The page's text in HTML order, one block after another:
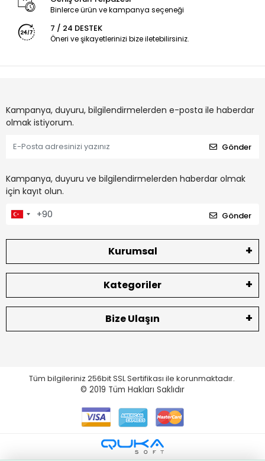
Binlerce ürün ve kampanya seçeneği
7 / 24 DESTEK
Öneri ve şikayetlerinizi bize iletebilirsiniz.
Kampanya, duyuru, bilgilendirmelerden e-posta ile haberdar
olmak istiyorum.
Gönder
Kampanya, duyuru ve bilgilendirmelerden haberdar olmak
için kayıt olun.
Gönder
Kurumsal
Kategoriler
Bize Ulaşın
Tüm bilgileriniz 256bit SSL Sertifikası ile korunmaktadır.
© 2019 Tüm Hakları Saklıdır